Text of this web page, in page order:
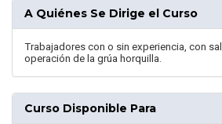
A Quiénes Se Dirige el Curso
Trabajadores con o sin experiencia, con
operación de la grúa horquilla.
Curso Disponible Para